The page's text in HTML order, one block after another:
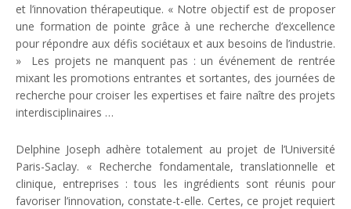
et l’innovation thérapeutique. « Notre objectif est de proposer
une formation de pointe grâce à une recherche d’excellence
pour répondre aux défis sociétaux et aux besoins de l’industrie.
» Les projets ne manquent pas : un événement de rentrée
mixant les promotions entrantes et sortantes, des journées de
recherche pour croiser les expertises et faire naître des projets
interdisciplinaires …
Delphine Joseph adhère totalement au projet de l’Université
Paris-Saclay. « Recherche fondamentale, translationnelle et
clinique, entreprises : tous les ingrédients sont réunis pour
favoriser l’innovation, constate-t-elle. Certes, ce projet requiert